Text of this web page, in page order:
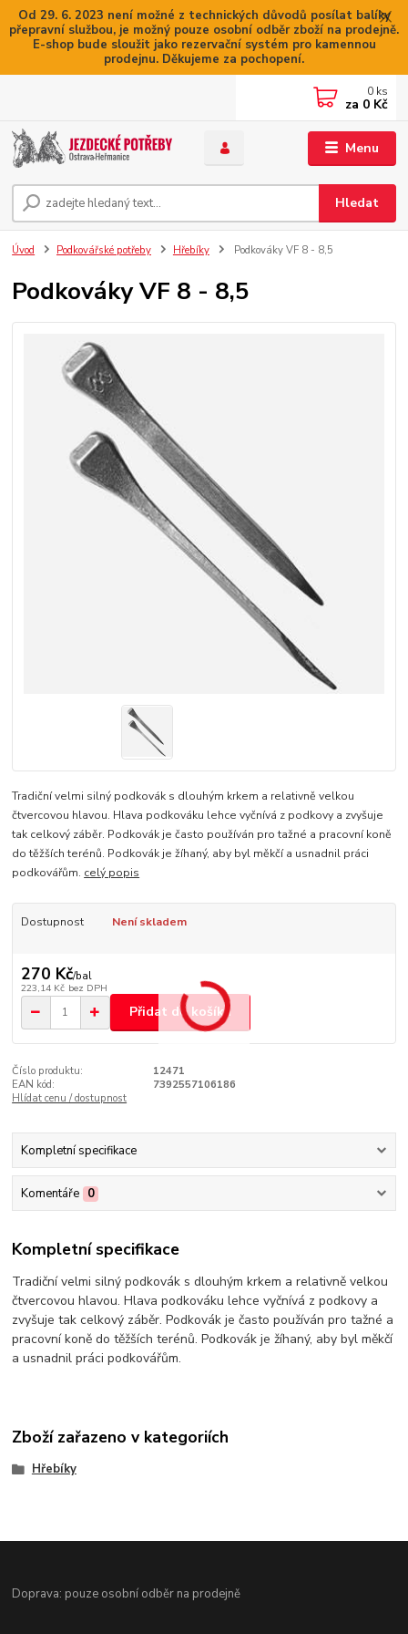
Od 29. 6. 2023 není možné z technických důvodů posílat balíky
přepravní službou, je možný pouze osobní odběr zboží na prodejně.
E-shop bude sloužit jako rezervační systém pro kamennou
prodejnu. Děkujeme za pochopení.
Menu
Hledat
0 ks
za 0 Kč
Úvod Podkovářské potřeby Hřebíky Podkováky VF 8 - 8,5
Podkováky VF 8 - 8,5
Tradiční velmi silný podkovák s dlouhým krkem a relativně velkou
čtvercovou hlavou. Hlava podkováku lehce vyčnívá z podkovy a zvyšuje
tak celkový záběr. Podkovák je často používán pro tažné a pracovní koně
do těžších terénů. Podkovák je žíhaný, aby byl měkčí a usnadnil práci
podkovářům. celý popis
Dostupnost Není skladem
270 Kč/bal
223,14 Kč bez DPH
Přidat do košíku
Číslo produktu:
12471
EAN kód:
7392557106186
Hlídat cenu / dostupnost
Kompletní specifikace
Komentáře 0
Kompletní specifikace
Tradiční velmi silný podkovák s dlouhým krkem a relativně velkou
čtvercovou hlavou. Hlava podkováku lehce vyčnívá z podkovy a
zvyšuje tak celkový záběr. Podkovák je často používán pro tažné a
pracovní koně do těžších terénů. Podkovák je žíhaný, aby byl měkčí
a usnadnil práci podkovářům.
Zboží zařazeno v kategoriích
Hřebíky
Doprava: pouze osobní odběr na prodejně